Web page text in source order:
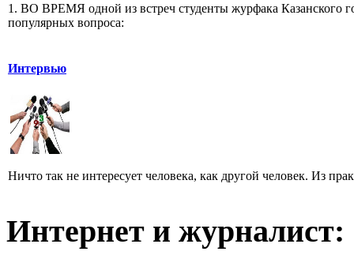
1. ВО ВРЕМЯ одной из встреч студенты журфака Казанского
популярных вопроса:
Интервью
Ничто так не интересует человека, как другой человек. Из
Интернет и журналист: